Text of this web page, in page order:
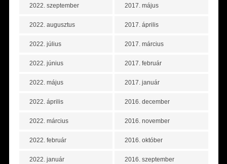
2022. szeptember
2022. augusztus
2022. július
2022. június
2022. május
2022. április
2022. március
2022. február
2022. január
2017. május
2017. április
2017. március
2017. február
2017. január
2016. december
2016. november
2016. október
2016. szeptember